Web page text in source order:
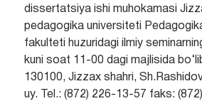
dissertatsiya ishi muhokamasi
pedagogika universiteti
fakulteti huzuridagi ilmiy
kuni soat 11-00 dagi majlisida
130100, Jizzax shahri,
uy. Tel.: (872) 226-13-57 faks: